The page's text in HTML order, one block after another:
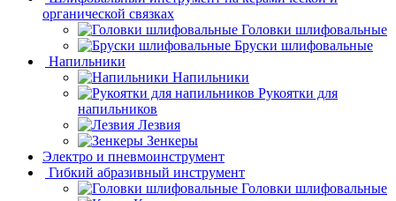
органической связках
Головки шлифовальные
Бруски шлифовальные
Напильники
Напильники
Рукоятки для
напильников
Лезвия
Зенкеры
Электро и пневмоинструмент
Гибкий абразивный инструмент
Головки шлифовальные